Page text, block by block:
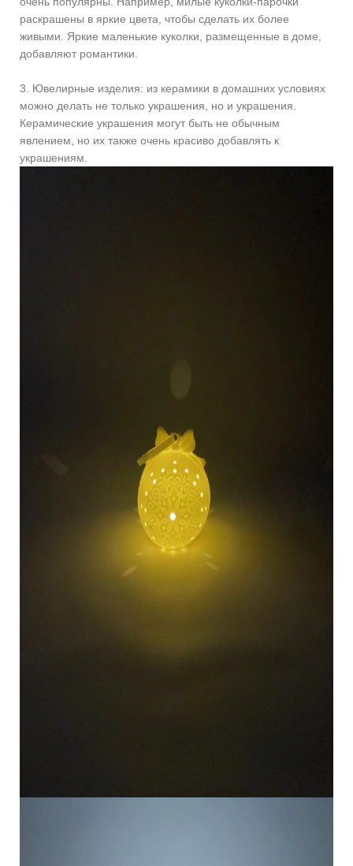
раскрашены в яркие цвета, чтобы сделать их более
живыми. Яркие маленькие куколки, размещенные в доме,
добавляют романтики.
3. Ювелирные изделия: из керамики в домашних условиях
можно делать не только украшения, но и украшения.
Керамические украшения могут быть не обычным
явлением, но их также очень красиво добавлять к
украшениям.